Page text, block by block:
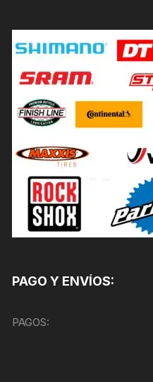
PAGO Y ENVÍOS:
PAGOS: